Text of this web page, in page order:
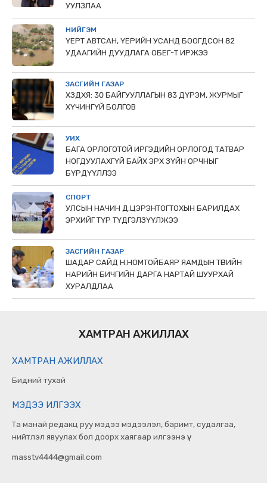
УУЛЗЛАА
НИЙГЭМ
ҮЕРТ АВТСАН, ҮЕРИЙН УСАНД БООГДСОН 82
УДААГИЙН ДУУДЛАГА ОБЕГ-Т ИРЖЭЭ
ЗАСГИЙН ГАЗАР
ХЗДХЯ: 30 БАЙГУУЛЛАГЫН 83 ДҮРЭМ, ЖУРМЫГ
ХҮЧИНГҮЙ БОЛГОВ
УИХ
БАГА ОРЛОГОТОЙ ИРГЭДИЙН ОРЛОГОД ТАТВАР
НОГДУУЛАХГҮЙ БАЙХ ЭРХ ЗҮЙН ОРЧНЫГ
БҮРДҮҮЛЛЭЭ
СПОРТ
УЛСЫН НАЧИН Д.ЦЭРЭНТОГТОХЫН БАРИЛДАХ
ЭРХИЙГ ТҮР ТҮДГЭЛЗҮҮЛЖЭЭ
ЗАСГИЙН ГАЗАР
ШАДАР САЙД Н.НОМТОЙБАЯР ЯАМДЫН ТӨРИЙН
НАРИЙН БИЧГИЙН ДАРГА НАРТАЙ ШУУРХАЙ
ХУРАЛДЛАА
ХАМТРАН АЖИЛЛАХ
ХАМТРАН АЖИЛЛАХ
Бидний тухай
МЭДЭЭ ИЛГЭЭХ
Та манай редакц руу мэдээ мэдээлэл, баримт, судалгаа,
нийтлэл явуулах бол доорх хаягаар илгээнэ үү.
masstv4444@gmail.com